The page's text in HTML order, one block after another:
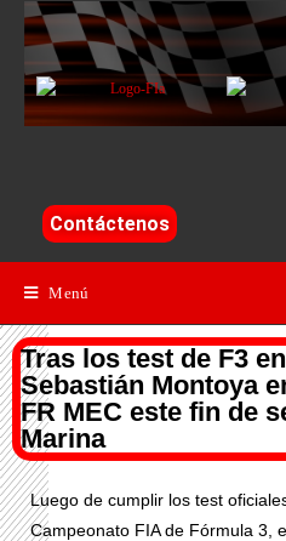
Contáctenos
Menú
Tras los test de F3
Sebastián Montoya
FR MEC este fin de
Marina
Luego de cumplir los test
Campeonato FIA de Fórmula 3,